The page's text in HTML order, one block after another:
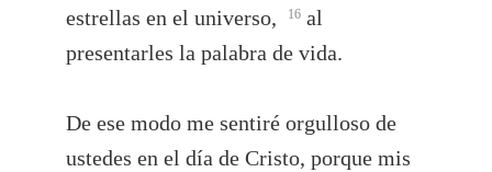
estrellas en el universo,
16 al
presentarles la palabra de vida.
De ese modo me sentiré orgulloso de
ustedes en el día de Cristo, porque mis